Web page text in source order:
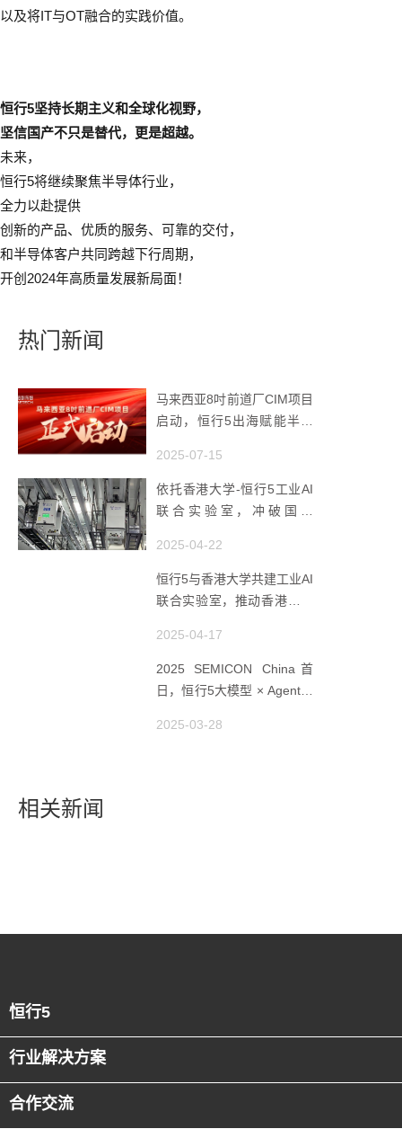
以及将IT与OT融合的实践价值。
恒行5坚持长期主义和全球化视野，
坚信国产不只是替代，更是超越。
未来，
恒行5将继续聚焦半导体行业，
全力以赴提供
创新的产品、优质的服务、可靠的交付，
和半导体客户共同跨越下行周期，
开创2024年高质量发展新局面！
热门新闻
马来西亚8吋前道厂CIM项目
启动，恒行5出海赋能半导
2025-07-15
依托香港大学-恒行5工业AI
联合实验室，冲破国产
2025-04-22
恒行5与香港大学共建工业AI
联合实验室，推动香港成为
2025-04-17
2025 SEMICON China首
日，恒行5大模型 × Agent研
潮
2025-03-28
相关新闻
恒行5
行业解决方案
合作交流